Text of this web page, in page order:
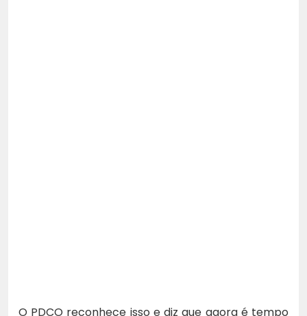
O PDCO reconhece isso e diz que agora é tempo